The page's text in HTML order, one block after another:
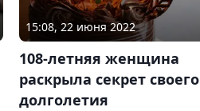
15:08, 22 июня 2022
108-летняя женщина
раскрыла секрет своего
долголетия